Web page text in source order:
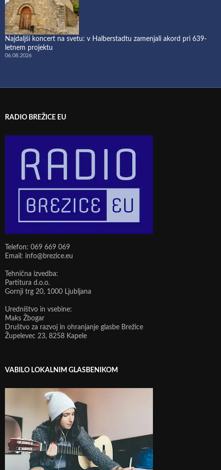
Najdaljši koncert na svetu: v Halberstadtu zamenjali akord pri 639-
letnem projektu
06.08.2026
RADIO BREŽICE EU
Telefon: 069 669 069
Email: info@brezice.eu
Tehnična izvedba:
Partitura d.o.o.
Gornji trg 20, 1000 Ljubljana
Uredništvo in vsebine:
Maks Žbogar
Društvo za razvoj in ohranjanje glasbe Brežice
Župelevec 23, 8258 Kapele
VABILO LOKALNIM GLASBENIKOM